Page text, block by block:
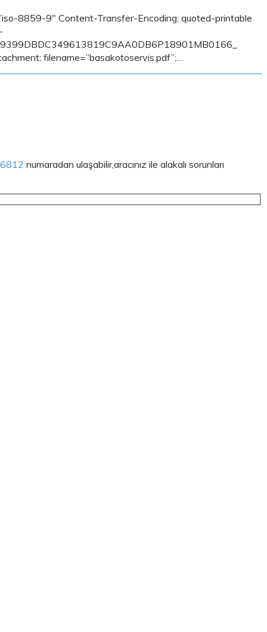
8859-9″ Content-Transfer-Encoding: quoted-printable
filename=”basakotoservis.pdf”;…
numaradan ulaşabilir,aracınız ile alakalı sorunları